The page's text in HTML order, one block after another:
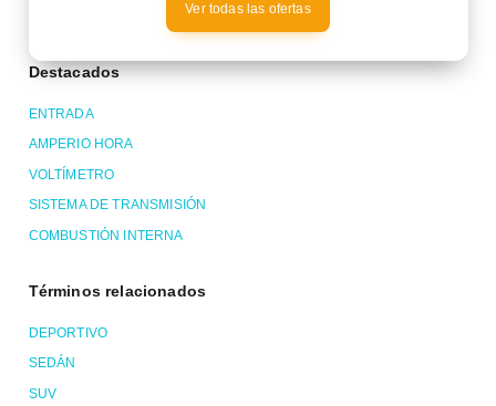
Ver todas las ofertas
Destacados
ENTRADA
AMPERIO HORA
VOLTÍMETRO
SISTEMA DE TRANSMISIÓN
COMBUSTIÓN INTERNA
Términos relacionados
DEPORTIVO
SEDÁN
SUV